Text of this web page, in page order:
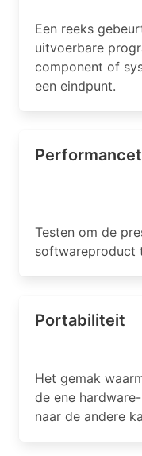
Een reeks
uitvoerbare
component of
een eindpunt.
Testen om de
softwareproduct
Portabiliteit
Het gemak
de ene
naar de andere